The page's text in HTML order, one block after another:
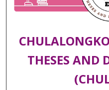
THESES AND